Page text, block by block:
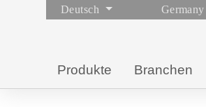
Deutsch Germany
Produkte Branchen